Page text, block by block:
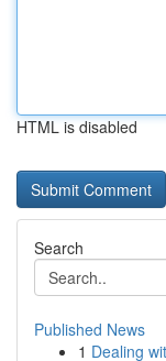
HTML is disabled
Search
Published News
1 Dealing